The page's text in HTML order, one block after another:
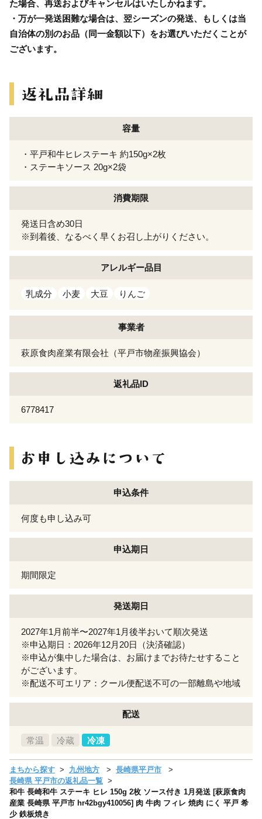
た場合、再送およびキャンセルはいたしかねます。
・万が一発送困難な場合は、翌シーズンの発送、もしくは当
自治体の別のお品（同一金額以下）をお選びいただくことが
ございます。
容量
・平戸和牛ヒレステーキ 約150g×2枚
・ステーキソース 20g×2袋
消費期限
発送日含め30日
※到着後、なるべく早くお召し上がりください。
アレルギー品目
乳成分 小麦 大豆 りんご
事業者
萩原食肉産業有限会社（平戸市物産振興協会）
返礼品ID
6778417
申込条件
何度も申し込み可
申込期日
期間限定
発送期日
2027年1月前半〜2027年1月後半おいて順次発送
※申込期日：2026年12月20日（決済確認）
※申込が集中した場合は、お届けまでお待たせすること
がございます。
※配送不可エリア：クール便配送不可の一部離島や地域
配送
常温 冷蔵 冷凍
まちから探す 九州地方
長崎県平戸市
長崎県 平戸市の返礼品一覧
和牛 長崎和牛 ステーキ ヒレ 150g 2枚 ソース付き 1月発送 [萩原食肉
産業 長崎県 平戸市 hr42bgy410056] 肉 牛肉 フィレ 焼肉 にく 平戸 希
少 鉄板焼き